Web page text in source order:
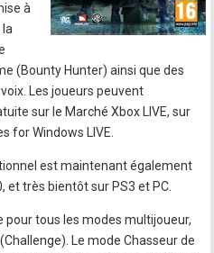
à
(Bounty Hunter) ainsi que des
Les joueurs peuvent
sur le Marché Xbox LIVE, sur
for Windows LIVE.
est maintenant également
et très bientôt sur PS3 et PC.
pour tous les modes multijoueur,
Le mode Chasseur de